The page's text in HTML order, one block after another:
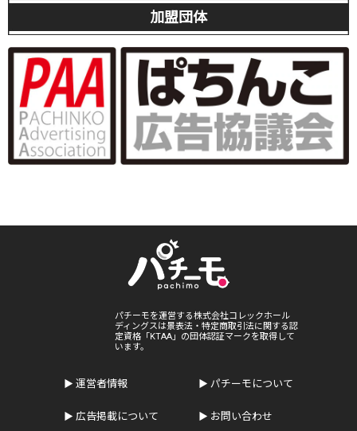
加盟団体
パチーモを運営する株式会社コレックホール
ディングスは景表法・特定商取引法に関する認
定資格「KTAA」の団体認証マークを取得して
います。
運営者情報 パチーモについて
広告掲載について お問い合わせ